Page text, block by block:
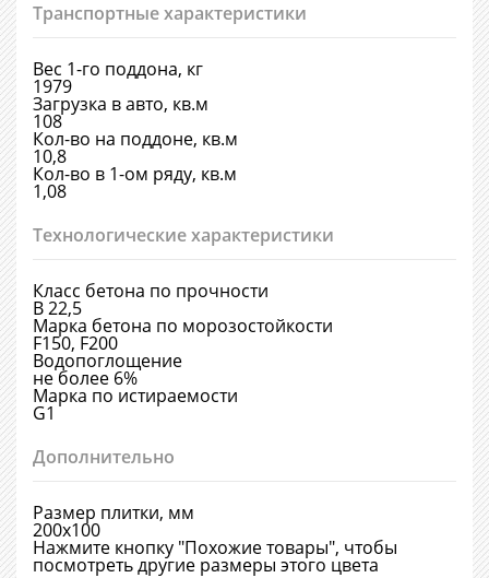
Транспортные характеристики
Вес 1-го поддона, кг
1979
Загрузка в авто, кв.м
108
Кол-во на поддоне, кв.м
10,8
Кол-во в 1-ом ряду, кв.м
1,08
Технологические характеристики
Класс бетона по прочности
В 22,5
Марка бетона по морозостойкости
F150, F200
Водопоглощение
не более 6%
Марка по истираемости
G1
Дополнительно
Размер плитки, мм
200х100
Нажмите кнопку "Похожие товары", чтобы
посмотреть другие размеры этого цвета